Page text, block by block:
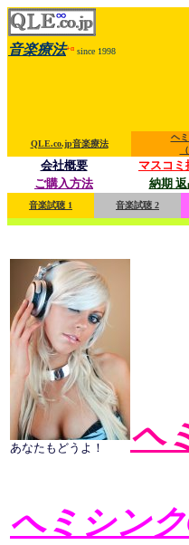
音楽療法+α since 1998
QLE.co.jp音楽療法
ヘ
会社概要 マスコミ
ご購入方法
納期
音楽試聴 1 音楽試聴 2
あなたもどうよ！ ヘ
へミシン